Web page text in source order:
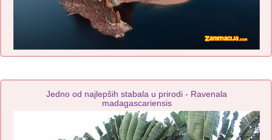
Jedno od najlepših stabala u prirodi - Ravenala
madagascariensis